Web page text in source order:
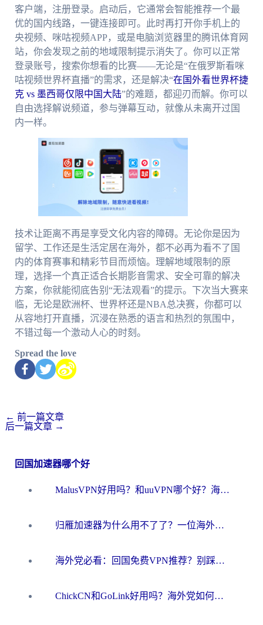
客户端，注册登录。启动后，它通常会智能推荐一个最
优的国内线路，一键连接即可。此时再打开你手机上的
央视频、咪咕视频APP，或是电脑浏览器里的腾讯体育网
站，你会发现之前的地域限制提示消失了。你可以正常
登录账号，搜索你想看的比赛——无论是“在俄罗斯看咪
咕视频世界杯直播”的需求，还是解决“在国外看世界杯捷
克 vs 墨西哥仅限中国大陆”的难题，都迎刃而解。你可以
自由选择解说频道，参与弹幕互动，就像从未离开过国
内一样。
技术让距离不再是享受文化内容的障碍。无论你是因为
留学、工作还是生活定居在海外，都不必再为看不了国
内的体育赛事和精彩节目而烦恼。理解地域限制的原
理，选择一个真正适合长期影音需求、安全可靠的解决
方案，你就能彻底告别“无法观看”的提示。下次当大赛来
临，无论是欧洲杯、世界杯还是NBA总决赛，你都可以
从容地打开直播，沉浸在熟悉的语言和热烈的氛围中，
不错过每一个激动人心的时刻。
Spread the love
← 前一篇文章
后一篇文章 →
回国加速器哪个好
MalusVPN好用吗？和uuVPN哪个好？海外党无缝访问国内资源的真实对比与选择指南
归雁加速器为什么用不了了？一位海外游子的真实困惑与技术解答
海外党必看：回国免费VPN推荐？别踩坑！教你选对加速器无缝刷国内资源
ChickCN和GoLink好用吗？海外党如何选对回国加速器